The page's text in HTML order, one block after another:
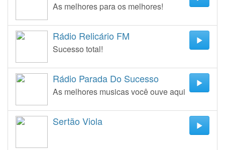
As melhores para os melhores!
Rádio Relicário FM
Sucesso total!
Rádio Parada Do Sucesso
As melhores musicas você ouve aqui
Sertão Viola